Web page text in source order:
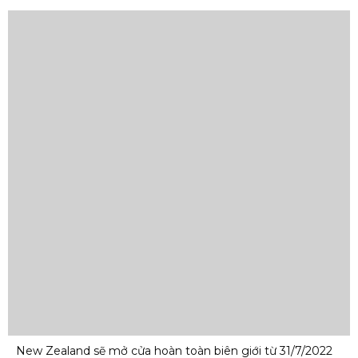
New Zealand sẽ mở cửa hoàn toàn biên giới từ 31/7/2022